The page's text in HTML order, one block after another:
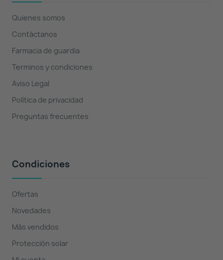
Quienes somos
Contáctanos
Farmacia de guardia
Terminos y condiciones
Aviso Legal
Política de privacidad
Preguntas frecuentes
Condiciones
Ofertas
Novedades
Más vendidos
Protección solar